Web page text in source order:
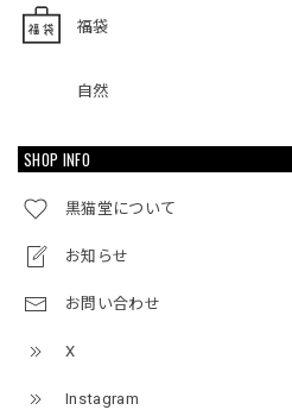
福袋
自然
SHOP INFO
黒猫堂について
お知らせ
お問い合わせ
X
Instagram